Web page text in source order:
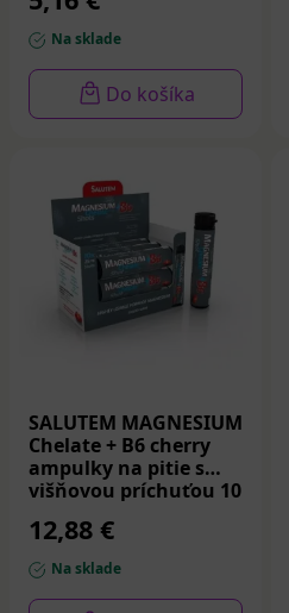
Na sklade
Do košíka
SALUTEM MAGNESIUM
Chelate + B6 cherry
ampulky na pitie s
višňovou príchuťou 10
12,88 €
Na sklade